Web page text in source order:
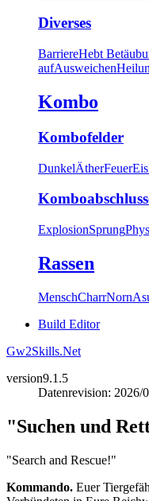
Diverses
BarriereHebt
aufAusweichen
Kombo
Kombofelder
DunkelÄtherFeuerEis
ExplosionSprung
Rassen
MenschCharrNorn
Build Editor
Gw2Skills.Net
version9.1.5
Datenrevision: 2026/
"Suchen und
"Search and Rescue!"
Kommando. Euer